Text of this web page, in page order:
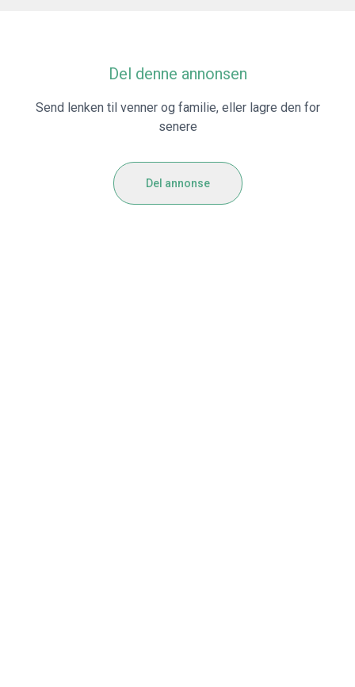
Del denne annonsen
Send lenken til venner og familie, eller lagre den for
senere
Del annonse